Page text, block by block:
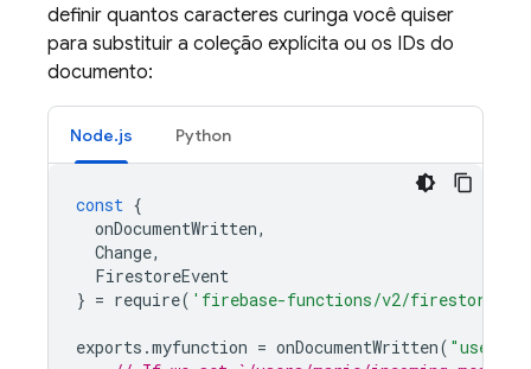
definir quantos caracteres curinga você quiser
para substituir a coleção explícita ou os IDs do
documento:
Node.js Python
const {
onDocumentWritten,
Change,
FirestoreEvent
} = require( 'firebase-functions/v2/firestore'
exports .myfunction = onDocumentWritten( "users/